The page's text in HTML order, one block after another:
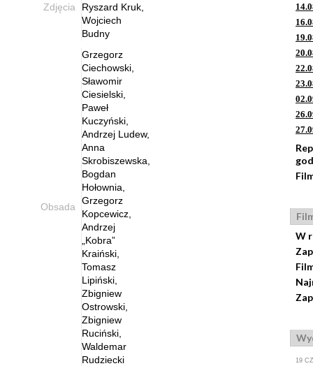
Zdjęcia
Ryszard Kruk,
Wojciech
Budny
Obsada
Grzegorz
Ciechowski,
Sławomir
Ciesielski,
Paweł
Kuczyński,
Andrzej Ludew,
Anna
Skrobiszewska,
Bogdan
Hołownia,
Grzegorz
Kopcewicz,
Andrzej
„Kobra”
Kraiński,
Tomasz
Lipiński,
Zbigniew
Ostrowski,
Zbigniew
Ruciński,
Waldemar
Rudziecki
W
19